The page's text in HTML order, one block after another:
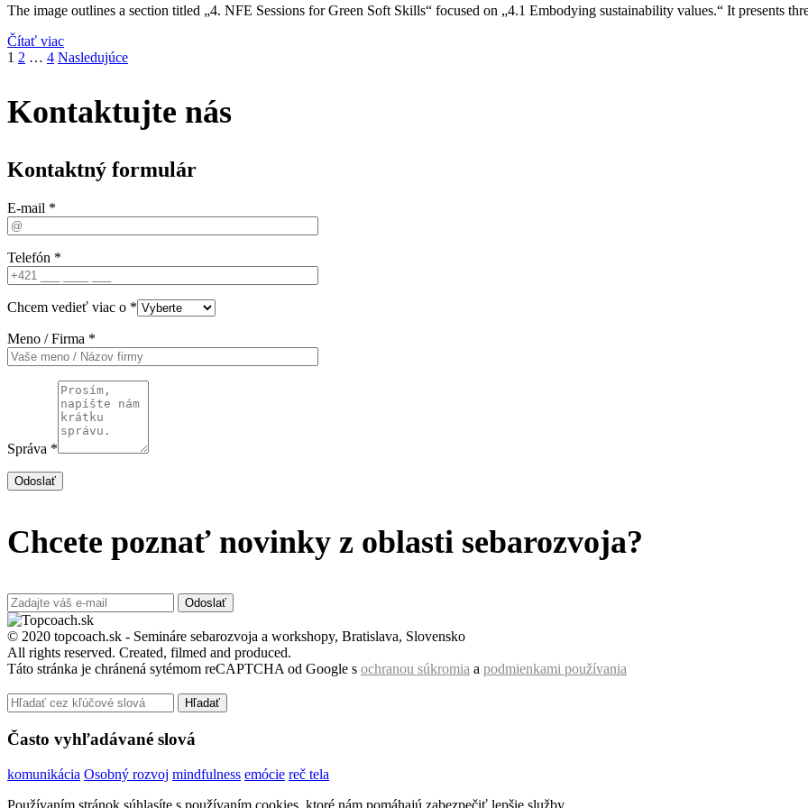
The image outlines a section titled „4. NFE Sessions for Green Soft Skills“ focused on „4.1 Embodying sustainability values.“ It presents
Čítať viac
1 2 … 4 Nasledujúce
Kontaktujte nás
Kontaktný formulár
E-mail *
Telefón *
Chcem vedieť viac o *
Meno / Firma *
Správa *
Odoslať
Chcete poznať novinky z oblasti sebarozvoja?
Odoslať
© 2020 topcoach.sk - Semináre sebarozvoja a workshopy, Bratislava, Slovensko
All rights reserved. Created, filmed and produced.
Táto stránka je chránená sytémom reCAPTCHA od Google s ochranou súkromia a podmienkami používania
Hľadať
Často vyhľadávané slová
komunikácia Osobný rozvoj mindfulness emócie reč tela
Používaním stránok súhlasíte s používaním cookies, ktoré nám pomáhajú zabezpečiť lepšie služby.